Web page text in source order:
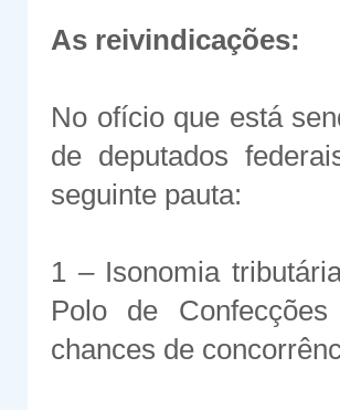
As reivindicações:
No ofício que está
de deputados
seguinte pauta:
1 – Isonomia
Polo de
chances de